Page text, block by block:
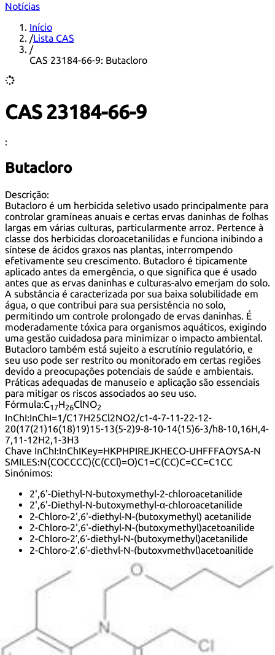
Notícias
Início
/Lista CAS
/
CAS 23184-66-9: Butacloro
CAS 23184-66-9
:
Butacloro
Descrição:
Butacloro é um herbicida seletivo usado principalmente para
controlar gramíneas anuais e certas ervas daninhas de folhas
largas em várias culturas, particularmente arroz. Pertence à
classe dos herbicidas cloroacetanilidas e funciona inibindo a
síntese de ácidos graxos nas plantas, interrompendo
efetivamente seu crescimento. Butacloro é tipicamente
aplicado antes da emergência, o que significa que é usado
antes que as ervas daninhas e culturas-alvo emerjam do solo.
A substância é caracterizada por sua baixa solubilidade em
água, o que contribui para sua persistência no solo,
permitindo um controle prolongado de ervas daninhas. É
moderadamente tóxica para organismos aquáticos, exigindo
uma gestão cuidadosa para minimizar o impacto ambiental.
Butacloro também está sujeito a escrutínio regulatório, e
seu uso pode ser restrito ou monitorado em certas regiões
devido a preocupações potenciais de saúde e ambientais.
Práticas adequadas de manuseio e aplicação são essenciais
para mitigar os riscos associados ao seu uso.
Fórmula:C17H26ClNO2
InChI:InChI=1/C17H25Cl2NO2/c1-4-7-11-22-12-
20(17(21)16(18)19)15-13(5-2)9-8-10-14(15)6-3/h8-10,16H,4-
7,11-12H2,1-3H3
Chave InChI:InChIKey=HKPHPIREJKHECO-UHFFFAOYSA-N
SMILES:N(COCCCC)(C(CCl)=O)C1=C(CC)C=CC=C1CC
Sinónimos:
2',6'-Diethyl-N-butoxymethyl-2-chloroacetanilide
2',6'-Diethyl-N-butoxymethyl-α-chloroacetanilide
2-Chloro-2',6'-diethyl-N-(butoxymethyl) acetanilide
2-Chloro-2',6'-diethyl-N-(butoxymethyl)acetoanilide
2-Chloro-2′,6′-diethyl-N-(butoxymethyl)acetanilide
2-Chloro-2′,6′-diethyl-N-(butoxymethyl)acetoanilide
2′,6′-Diethyl-N-butoxymethyl-2-chloroacetanilide
2′,6′-Diethyl-N-butoxymethyl-α-chloroacetanilide
Acetamide, N-(butoxymethyl)-2-chloro-N-(2,6-
Acetanilide, N-(butoxymethyl)-2-chloro-2′,6′-diethyl-
Bilchlor
Butachlor
Butaclor